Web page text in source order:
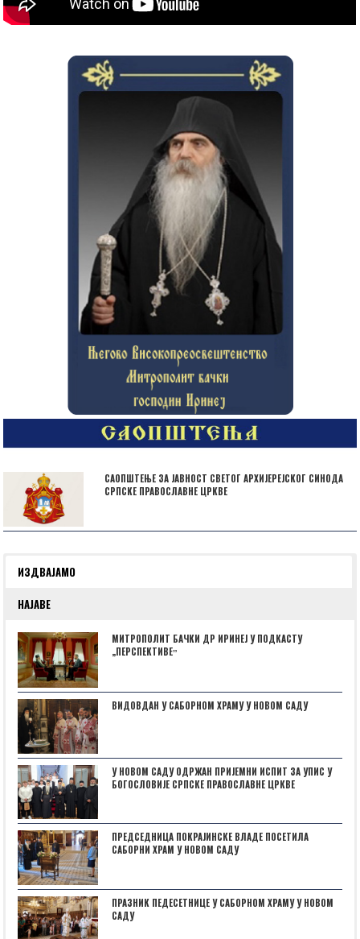
САОПШТЕЊЕ ЗА ЈАВНОСТ СВЕТОГ АРХИЈЕРЕЈСКОГ СИНОДА
СРПСКЕ ПРАВОСЛАВНЕ ЦРКВЕ
ИЗДВАЈАМО
НАЈАВЕ
МИТРОПОЛИТ БАЧКИ ДР ИРИНЕЈ У ПОДКАСТУ
„ПЕРСПЕКТИВЕˮ
ВИДОВДАН У САБОРНОМ ХРАМУ У НОВОМ САДУ
У НОВОМ САДУ ОДРЖАН ПРИЈЕМНИ ИСПИТ ЗА УПИС У
БОГОСЛОВИЈЕ СРПСКЕ ПРАВОСЛАВНЕ ЦРКВЕ
ПРЕДСЕДНИЦА ПОКРАЈИНСКЕ ВЛАДЕ ПОСЕТИЛА
САБОРНИ ХРАМ У НОВОМ САДУ
ПРАЗНИК ПЕДЕСЕТНИЦЕ У САБОРНОМ ХРАМУ У НОВОМ
САДУ